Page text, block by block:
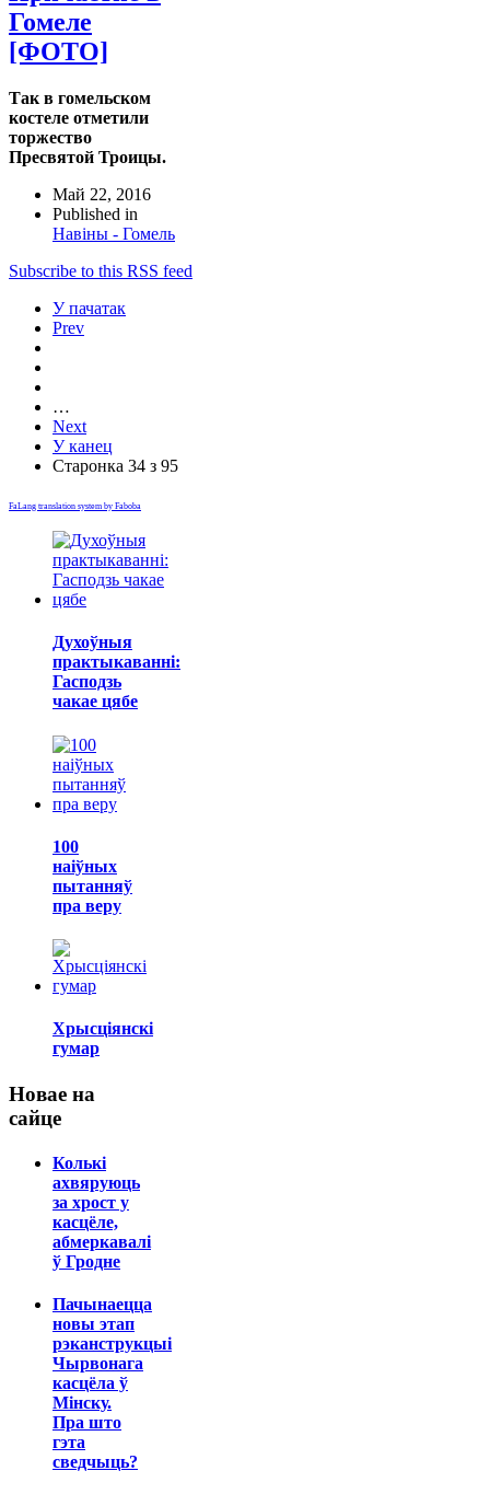
Гомеле
[ФОТО]
Так в гомельском
костеле отметили
торжество
Пресвятой Троицы.
Май 22, 2016
Published in
Навіны - Гомель
Subscribe to this RSS feed
У пачатак
Prev
…
Next
У канец
Старонка 34 з 95
FaLang translation system by Faboba
Духоўныя
практыкаванні:
Гасподзь
чакае цябе
100
наіўных
пытанняў
пра веру
Хрысціянскі
гумар
Новае на
сайце
Колькі
ахвяруюць
за хрост у
касцёле,
абмеркавалі
ў Гродне
Пачынаецца
новы этап
рэканструкцыі
Чырвонага
касцёла ў
Мінску.
Пра што
гэта
сведчыць?